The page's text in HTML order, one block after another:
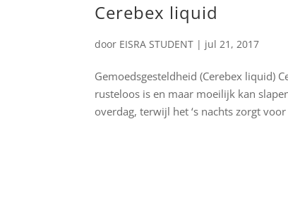
Cerebex liquid
door EISRA STUDENT | jul 21, 2017
Gemoedsgesteldheid (Cerebex liquid)
rusteloos is en maar moeilijk kan
overdag, terwijl het ‘s nachts zorgt voor